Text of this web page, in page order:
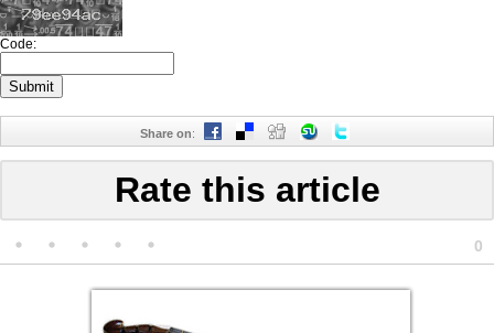
Code:
Share on:
Rate this article
0